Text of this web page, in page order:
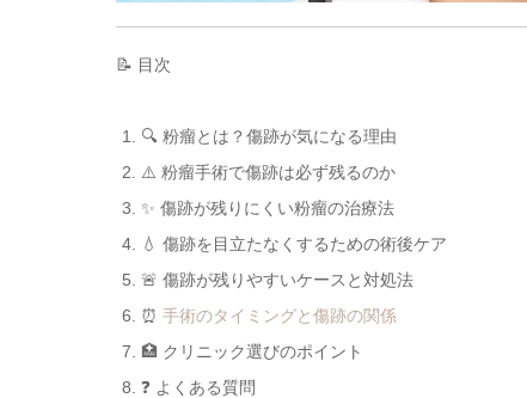
📝 目次
🔍 粉瘤とは？傷跡が気になる理由
⚠️ 粉瘤手術で傷跡は必ず残るのか
✨ 傷跡が残りにくい粉瘤の治療法
💧 傷跡を目立たなくするための術後ケア
🚨 傷跡が残りやすいケースと対処法
⏰ 手術のタイミングと傷跡の関係
🏥 クリニック選びのポイント
❓ よくある質問